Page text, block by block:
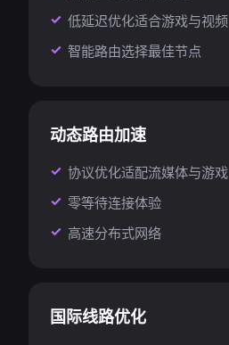
低延迟优化适合游戏与视频
智能路由选择最佳节点
动态路由加速
协议优化适配流媒体与游戏
零等待连接体验
高速分布式网络
国际线路优化